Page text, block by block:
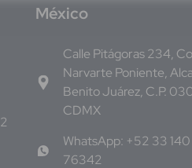
México
Calle Pitágoras 234,
Narvarte Poniente,
Benito Juárez, C.P.
CDMX
WhatsApp: +52 33 140
76342